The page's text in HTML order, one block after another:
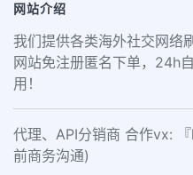
网站介绍
我们提供各类海外社交网络
网站免注册匿名下单，24h
用！
代理、API分销商 合作vx:
前商务沟通)